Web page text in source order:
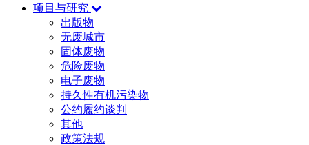
项目与研究
出版物
无废城市
固体废物
危险废物
电子废物
持久性有机污染物
公约履约谈判
其他
政策法规